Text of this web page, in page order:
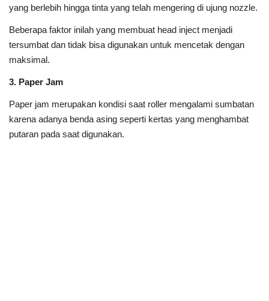
yang berlebih hingga tinta yang telah mengering di ujung nozzle.
Beberapa faktor inilah yang membuat head inject menjadi
tersumbat dan tidak bisa digunakan untuk mencetak dengan
maksimal.
3. Paper Jam
Paper jam merupakan kondisi saat roller mengalami sumbatan
karena adanya benda asing seperti kertas yang menghambat
putaran pada saat digunakan.